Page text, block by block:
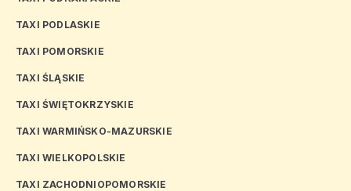
TAXI PODLASKIE
TAXI POMORSKIE
TAXI ŚLĄSKIE
TAXI ŚWIĘTOKRZYSKIE
TAXI WARMIŃSKO-MAZURSKIE
TAXI WIELKOPOLSKIE
TAXI ZACHODNIOPOMORSKIE